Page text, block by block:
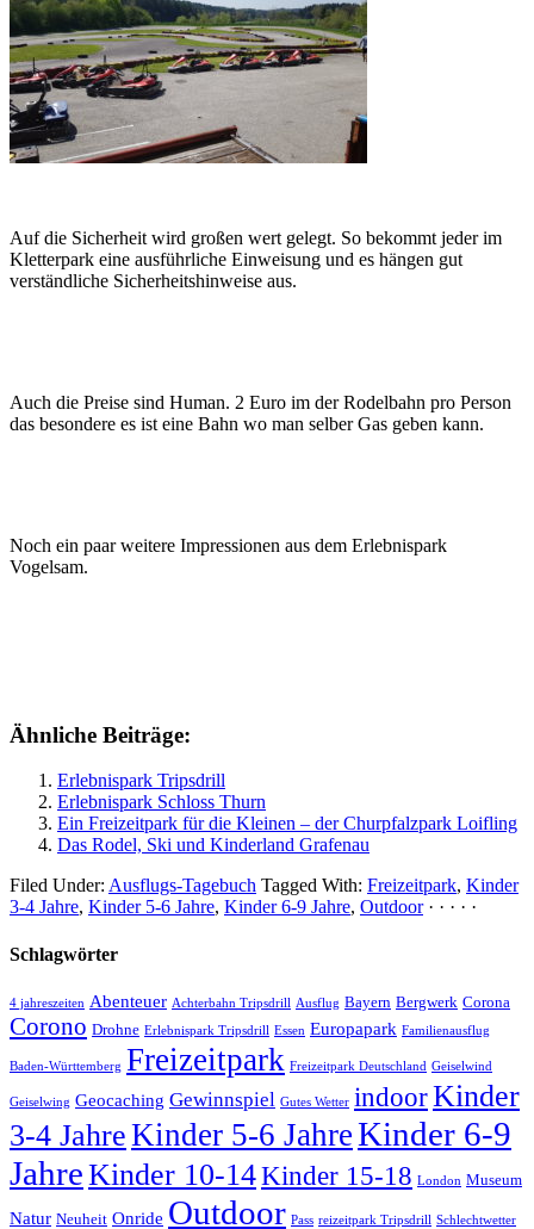
Auf die Sicherheit wird großen wert gelegt. So bekommt jeder im
Kletterpark eine ausführliche Einweisung und es hängen gut
verständliche Sicherheitshinweise aus.
Auch die Preise sind Human. 2 Euro im der Rodelbahn pro Person
das besondere es ist eine Bahn wo man selber Gas geben kann.
Noch ein paar weitere Impressionen aus dem Erlebnispark
Vogelsam.
Ähnliche Beiträge:
Erlebnispark Tripsdrill
Erlebnispark Schloss Thurn
Ein Freizeitpark für die Kleinen – der Churpfalzpark Loifling
Das Rodel, Ski und Kinderland Grafenau
Filed Under: Ausflugs-Tagebuch Tagged With: Freizeitpark, Kinder
3-4 Jahre, Kinder 5-6 Jahre, Kinder 6-9 Jahre, Outdoor· · · · ·
Schlagwörter
4 jahreszeiten Abenteuer Achterbahn Tripsdrill Ausflug Bayern Bergwerk Corona
Corono Drohne Erlebnispark Tripsdrill Essen Europapark Familienausflug
Baden-Württemberg Freizeitpark Freizeitpark Deutschland Geiselwind
Geiselwing Geocaching Gewinnspiel Gutes Wetter indoorKinder
3-4 JahreKinder 5-6 JahreKinder 6-9
JahreKinder 10-14Kinder 15-18 London Museum
Natur Neuheit Onride Outdoor Pass reizeitpark Tripsdrill Schlechtwetter